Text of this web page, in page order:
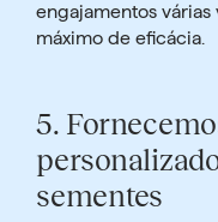
engajamentos
máximo de eficácia.
5.
sementes